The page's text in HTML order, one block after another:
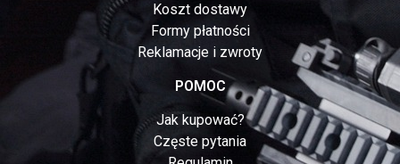
Koszt dostawy
Formy płatności
Reklamacje i zwroty
POMOC
Jak kupować?
Częste pytania